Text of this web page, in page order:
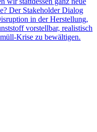
Der Stakeholder Dialog
in der Herstellung,
vorstellbar, realistisch
Krise zu bewältigen.